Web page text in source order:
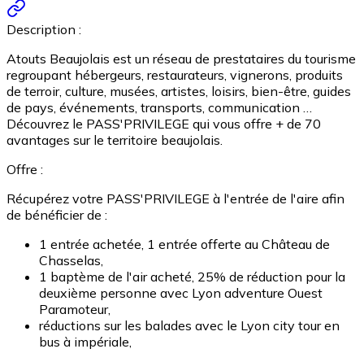
Description :
Atouts Beaujolais est un réseau de prestataires du tourisme
regroupant hébergeurs, restaurateurs, vignerons, produits
de terroir, culture, musées, artistes, loisirs, bien-être, guides
de pays, événements, transports, communication …
Découvrez le PASS'PRIVILEGE qui vous offre + de 70
avantages sur le territoire beaujolais.
Offre :
Récupérez votre PASS'PRIVILEGE à l'entrée de l'aire afin
de bénéficier de :
1 entrée achetée, 1 entrée offerte au Château de
Chasselas,
1 baptème de l'air acheté, 25% de réduction pour la
deuxième personne avec Lyon adventure Ouest
Paramoteur,
réductions sur les balades avec le Lyon city tour en
bus à impériale,